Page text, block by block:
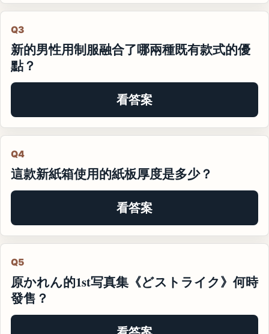
Q3
新的男性用制服融合了哪兩種既有款式的優
點？
看答案
Q4
這款新紙箱使用的紙板厚度是多少？
看答案
Q5
原かれん的1st写真集《どストライク》何時
發售？